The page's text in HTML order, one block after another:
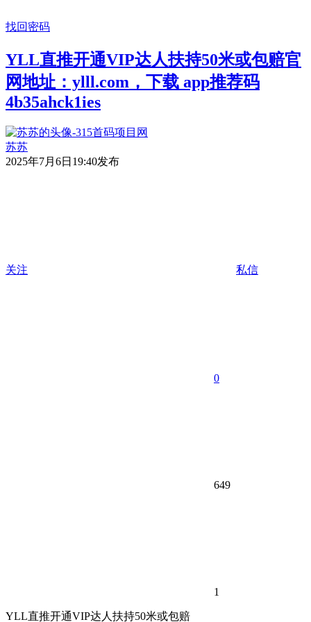
找回密码
YLL直推开通VIP达人扶持50米或包赔官
网地址：ylll.com，下载 app推荐码​
4b35ahck1ies
苏苏
2025年7月6日19:40发布
关注 私信
0
649
1
YLL直推开通VIP达人扶持50米或包赔